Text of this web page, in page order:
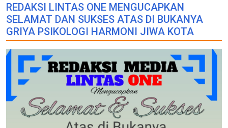
REDAKSI LINTAS ONE MENGUCAPKAN
SELAMAT DAN SUKSES ATAS DI BUKANYA
GRIYA PSIKOLOGI HARMONI JIWA KOTA